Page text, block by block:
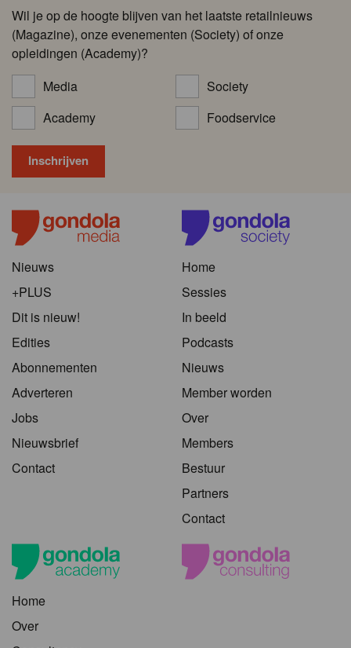
Wil je op de hoogte blijven van het laatste retailnieuws
(Magazine), onze evenementen (Society) of onze
opleidingen (Academy)?
Media
Society
Academy
Foodservice
Nieuws
+PLUS
Dit is nieuw!
Edities
Abonnementen
Adverteren
Jobs
Nieuwsbrief
Contact
Home
Sessies
In beeld
Podcasts
Nieuws
Member worden
Over
Members
Bestuur
Partners
Contact
Home
Over